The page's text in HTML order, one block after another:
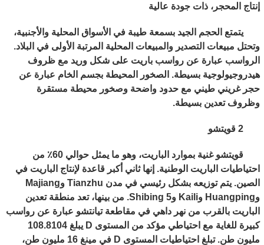
إنتاج المحجر، ذات جودة عالية
يتمتع الحجم الجيد بسمعة طيبة في الأسواق المحلية والأجنبية،
وتحتل مبيعات التصدير والمبيعات المحلية المرتبة الأولى في البلاد.
الرواسب عبارة عن رواسب باريت على شكل وريد مع ظروف
هيدروجيولوجية بسيطة. الصخور المحيطة بجسم الخام عبارة عن
حجر غريني طيني مع حدود واضحة وصخور محيطة مستقرة
وظروف تعدين بسيطة.
2 قويتشو
قويتشو غنية بموارد الباريت، وهو ما يمثل حوالي 60٪ من
احتياطيات الباريت الوطنية. إنها ثاني أكبر قاعدة لإنتاج الباريت في
الصين. يتم توزيعه بشكل رئيسي في مدن Tianzhu وMajiang
وHuangping وKaili وShibing 5. من بينها، تعد منطقة تعدين
الباريت بالقرب من نهر داهي في مقاطعة تيانتشو عبارة عن رواسب
كبيرة للغاية مع احتياطي مؤكد من المستوى D يبلغ 108.8104
مليون طن. تبلغ احتياطيات المستوى D في مينغ 16 مليون طن،